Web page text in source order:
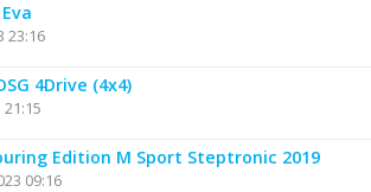
23:16
4Drive (4x4)
Edition M Sport Steptronic 2019
09:16